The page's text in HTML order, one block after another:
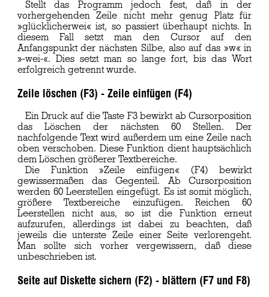
Stellt das Programm jedoch fest, daß in der
vorhergehenden Zeile nicht mehr genug Platz für
»glücklicherwei« ist, so passiert überhaupt nichts. In
diesem Fall setzt man den Cursor auf den
Anfangspunkt der nächsten Silbe, also auf das »w« in
»-wei-«. Dies setzt man so lange fort, bis das Wort
erfolgreich getrennt wurde.
Zeile löschen (F3) - Zeile einfügen (F4)
Ein Druck auf die Taste F3 bewirkt ab Cursorposition
das Löschen der nächsten 60 Stellen. Der
nachfolgende Text wird außerdem um eine Zeile nach
oben verschoben. Diese Funktion dient hauptsächlich
dem Löschen größerer Textbereiche.
Die Funktion »Zeile einfügen« (F4) bewirkt
gewissermaßen das Gegenteil. Ab Cursorposition
werden 60 Leerstellen eingefügt. Es ist somit möglich,
größere Textbereiche einzufügen. Reichen 60
Leerstellen nicht aus, so ist die Funktion erneut
aufzurufen, allerdings ist dabei zu beachten, daß
jeweils die unterste Zeile einer Seite verlorengeht.
Man sollte sich vorher vergewissern, daß diese
unbeschrieben ist.
Seite auf Diskette sichern (F2) - blättern (F7 und F8)